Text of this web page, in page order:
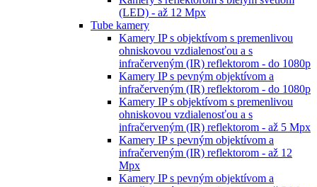
(LED) - až 12 Mpx
Tube kamery
Kamery IP s objektívom s premenlivou
ohniskovou vzdialenosťou a s
infračerveným (IR) reflektorom - do 1080p
Kamery IP s pevným objektívom a
infračerveným (IR) reflektorom - do 1080p
Kamery IP s objektívom s premenlivou
ohniskovou vzdialenosťou a s
infračerveným (IR) reflektorom - až 5 Mpx
Kamery IP s pevným objektívom a
infračerveným (IR) reflektorom - až 12
Mpx
Kamery IP s pevným objektívom a